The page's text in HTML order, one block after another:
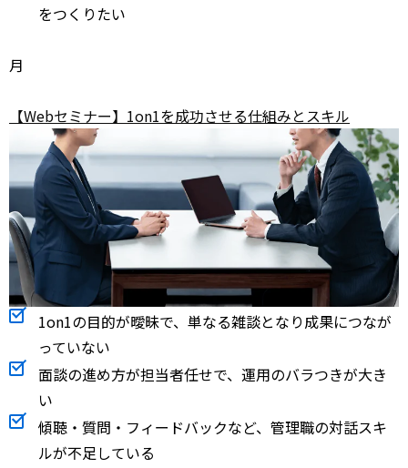
をつくりたい
月
【Webセミナー】1on1を成功させる仕組みとスキル
1on1の目的が曖昧で、単なる雑談となり成果につなが
っていない
面談の進め方が担当者任せで、運用のバラつきが大き
い
傾聴・質問・フィードバックなど、管理職の対話スキ
ルが不足している